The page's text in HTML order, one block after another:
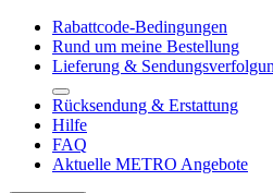
Rabattcode-Bedingungen
Rund um meine Bestellung
Lieferung &
Rücksendung & Erstattung
Hilfe
FAQ
Aktuelle METRO Angebote